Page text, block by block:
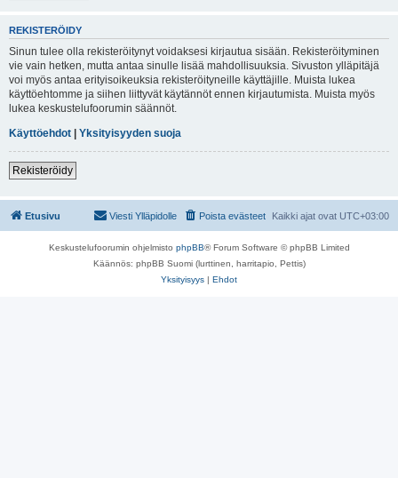
REKISTERÖIDY
Sinun tulee olla rekisteröitynyt voidaksesi kirjautua sisään. Rekisteröityminen
vie vain hetken, mutta antaa sinulle lisää mahdollisuuksia. Sivuston ylläpitäjä
voi myös antaa erityisoikeuksia rekisteröityneille käyttäjille. Muista lukea
käyttöehtomme ja siihen liittyvät käytännöt ennen kirjautumista. Muista myös
lukea keskustelufoorumin säännöt.
Käyttöehdot | Yksityisyyden suoja
Rekisteröidy
Etusivu Kaikki ajat ovat UTC+03:00
Poista evästeet
Viesti Ylläpidolle
Keskustelufoorumin ohjelmisto phpBB® Forum Software © phpBB Limited
Käännös: phpBB Suomi (lurttinen, harritapio, Pettis)
Yksityisyys | Ehdot